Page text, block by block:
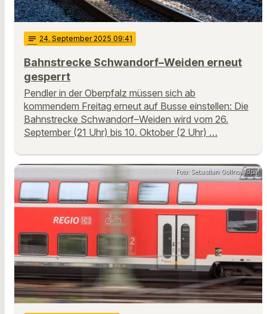
notes 24. September 2025 09:41
Bahnstrecke Schwandorf–Weiden erneut
gesperrt
Pendler in der Oberpfalz müssen sich ab
kommendem Freitag erneut auf Busse einstellen: Die
Bahnstrecke Schwandorf–Weiden wird vom 26.
September (21 Uhr) bis 10. Oktober (2 Uhr) …
Foto: Sebastian Gollnow/dpa